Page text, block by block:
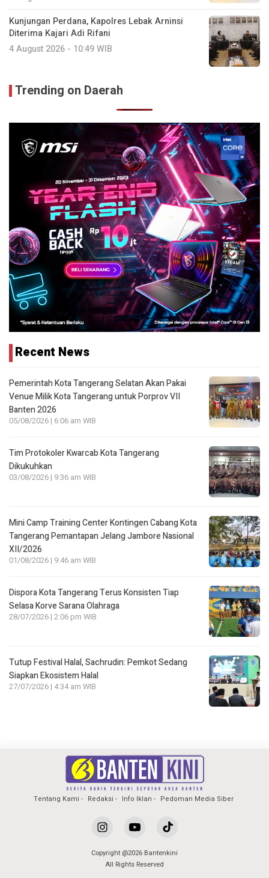
Kunjungan Perdana, Kapolres Lebak Arninsi
Diterima Kajari Adi Rifani
4 August 2026 - 10:49 WIB
Trending on Daerah
Recent News
Pemerintah Kota Tangerang Selatan Akan Pakai
Venue Milik Kota Tangerang untuk Porprov VII
Banten 2026
05/08/2026 | 6:06 am WIB
Tim Protokoler Kwarcab Kota Tangerang
Dikukuhkan
03/08/2026 | 9:36 am WIB
Mini Camp Training Center Kontingen Cabang Kota
Tangerang Pemantapan Jelang Jambore Nasional
XII/2026
01/08/2026 | 9:46 am WIB
Dispora Kota Tangerang Terus Konsisten Tiap
Selasa Korve Sarana Olahraga
28/07/2026 | 2:06 pm WIB
Tutup Festival Halal, Sachrudin: Pemkot Sedang
Siapkan Ekosistem Halal
27/07/2026 | 4:34 am WIB
Tentang Kami Redaksi Info Iklan Pedoman Media Siber
Copyright @2026 Bantenkini
All Rights Reserved